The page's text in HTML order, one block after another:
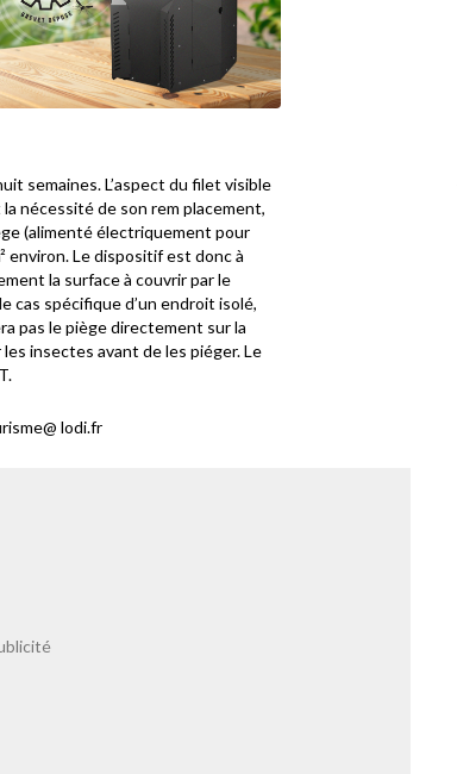
semaines. L’aspect du filet visible
nécessité de son rem placement,
(alimenté électriquement pour
environ. Le dispositif est donc à
la surface à couvrir par le
cas spécifique d’un endroit isolé,
pas le piège directement sur la
insectes avant de les piéger. Le
lodi.fr